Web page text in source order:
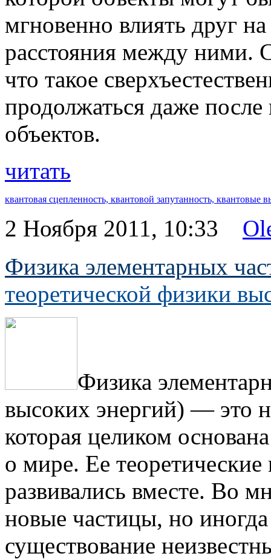
мгновенно влиять друг
расстояния между ними.
что такое
продолжаться даже
объектов.
читать
квантовая сцепленность, квантовой запутанность, квантовые
2 Ноября 2011, 10:33
Физика элементарных
теоретической физики
Физика
высоких энергий) — это
которая целиком
о мире. Ее
развивались вместе. Во
новые частицы, но
существование